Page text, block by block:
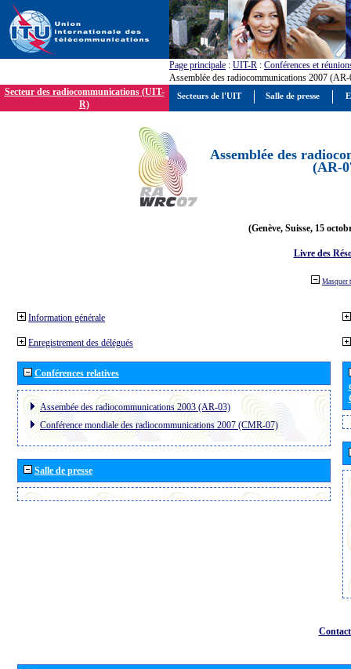
Page principale : UIT-R : Conférences et
Assemblée des radiocommunications 2007
Secteur des radiocommunications (UIT-
R)
Assemblée des
(AR-
(Genève, Suisse, 15
Livre des
Masquer
Information générale
Enregistrement des délégués
Conférences relatives
Assembée des radiocommunications 2003 (AR-03)
Conférence mondiale des radiocommunications 2007 (CMR-07)
Salle de presse
Secteurs de l'UIT Salle de presse